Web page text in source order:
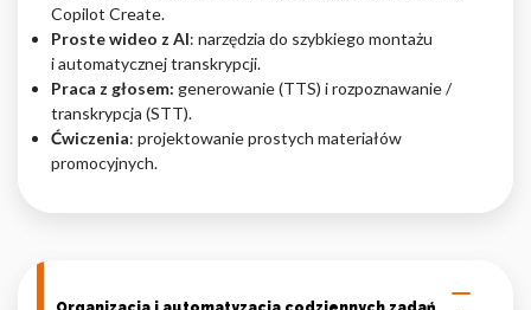
Copilot Create.
Proste wideo z AI: narzędzia do szybkiego montażu
i automatycznej transkrypcji.
Praca z głosem: generowanie (TTS) i rozpoznawanie /
transkrypcja (STT).
Ćwiczenia: projektowanie prostych materiałów
promocyjnych.